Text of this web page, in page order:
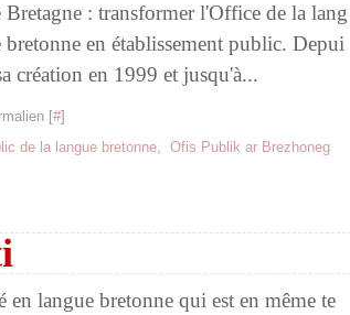
Bretagne : transformer l'Office de la lang
bretonne en établissement public. Depui
création en 1999 et jusqu'à...
[#]
de la langue bretonne, Ofis Publik ar Brezhoneg
en langue bretonne qui est en même te